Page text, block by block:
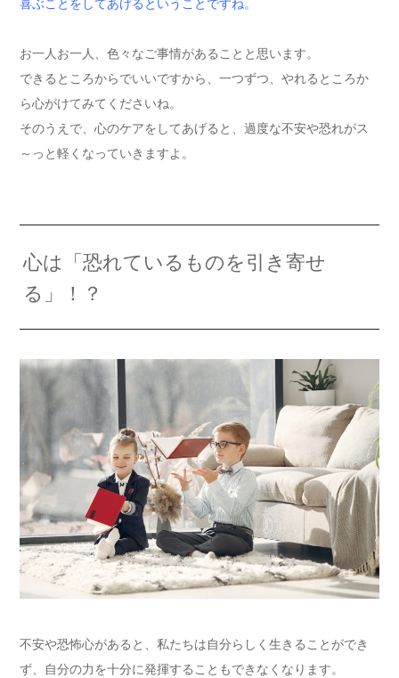
喜ぶことをしてあげるということですね。
お一人お一人、色々なご事情があることと思います。
できるところからでいいですから、一つずつ、やれるところか
ら心がけてみてくださいね。
そのうえで、心のケアをしてあげると、過度な不安や恐れがス
～っと軽くなっていきますよ。
心は「恐れているものを引き寄せ
る」！？
不安や恐怖心があると、私たちは自分らしく生きることができ
ず、自分の力を十分に発揮することもできなくなります。